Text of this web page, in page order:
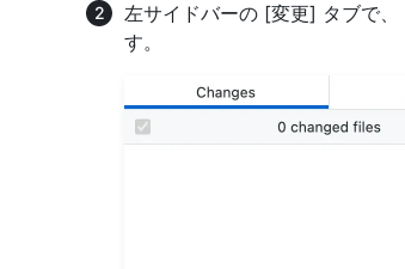
左サイドバーの [変更] タブで、
す。